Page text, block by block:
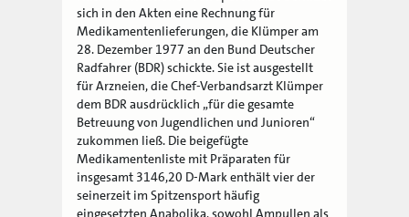
sich in den Akten eine Rechnung für
Medikamentenlieferungen, die Klümper am
28. Dezember 1977 an den Bund Deutscher
Radfahrer (BDR) schickte. Sie ist ausgestellt
für Arzneien, die Chef-Verbandsarzt Klümper
dem BDR ausdrücklich „für die gesamte
Betreuung von Jugendlichen und Junioren“
zukommen ließ. Die beigefügte
Medikamentenliste mit Präparaten für
insgesamt 3146,20 D-Mark enthält vier der
seinerzeit im Spitzensport häufig
eingesetzten Anabolika, sowohl Ampullen als